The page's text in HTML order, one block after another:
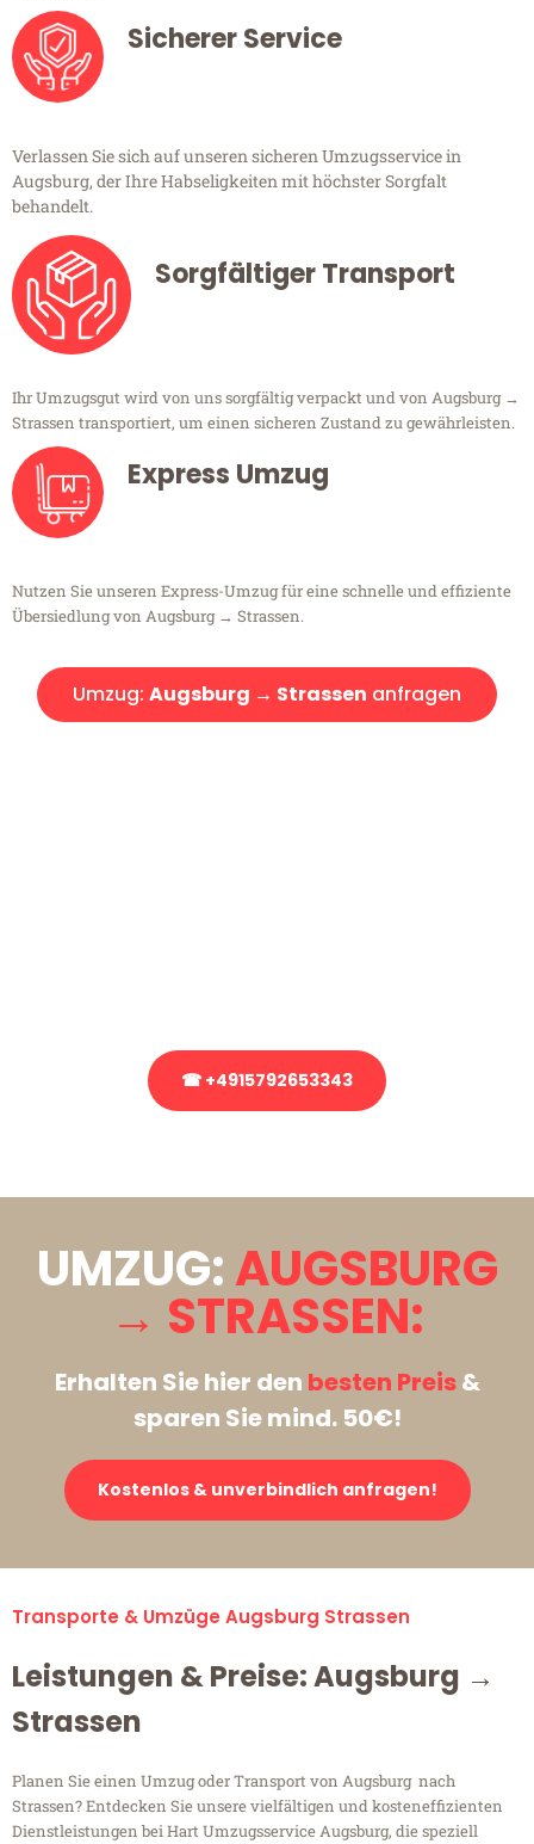
Sicherer Service
Verlassen Sie sich auf unseren sicheren Umzugsservice in
Augsburg, der Ihre Habseligkeiten mit höchster Sorgfalt
behandelt.
Sorgfältiger Transport
Ihr Umzugsgut wird von uns sorgfältig verpackt und von Augsburg →
Strassen transportiert, um einen sicheren Zustand zu gewährleisten.
Express Umzug
Nutzen Sie unseren Express-Umzug für eine schnelle und effiziente
Übersiedlung von Augsburg → Strassen.
Umzug: Augsburg → Strassen anfragen
☎ +4915792653343
UMZUG:AUGSBURG
→ STRASSEN:
Erhalten Sie hier den besten Preis&
sparen Sie mind. 50€!
Kostenlos & unverbindlich anfragen!
Transporte & Umzüge Augsburg Strassen
Leistungen & Preise: Augsburg →
Strassen
Planen Sie einen Umzug oder Transport von Augsburg nach
Strassen? Entdecken Sie unsere vielfältigen und kosteneffizienten
Dienstleistungen bei Hart Umzugsservice Augsburg, die speziell